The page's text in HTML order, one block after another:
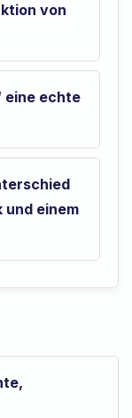
von
eine echte
und einem